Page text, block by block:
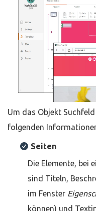
Um das Objekt
folgenden
Seiten
Die Elemente, bei
sind Titeln,
im Fenster
können) und